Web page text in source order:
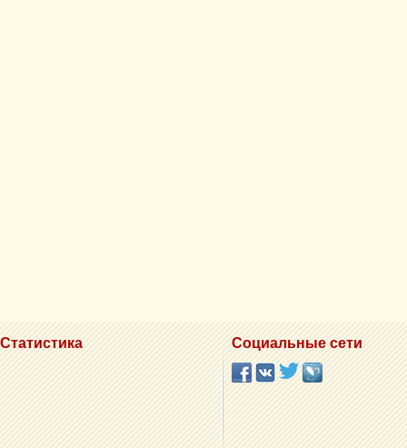
Статистика Социальные сети